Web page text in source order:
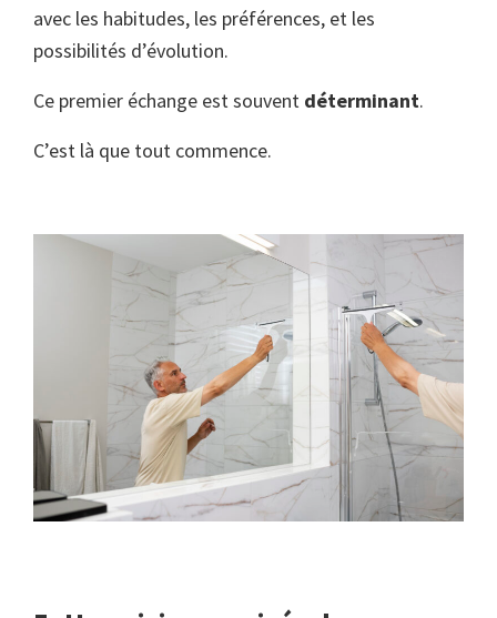
avec les habitudes, les préférences, et les
possibilités d’évolution.
Ce premier échange est souvent déterminant.
C’est là que tout commence.